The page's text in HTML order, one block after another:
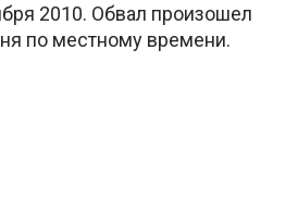
2010. Обвал произошел
по местному времени.